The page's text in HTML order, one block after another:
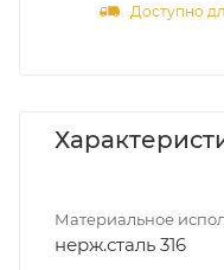
Доступно
Материальное
нерж.сталь 316